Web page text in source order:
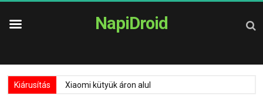
NapiDroid
Kiárusítás Xiaomi kütyük áron alul